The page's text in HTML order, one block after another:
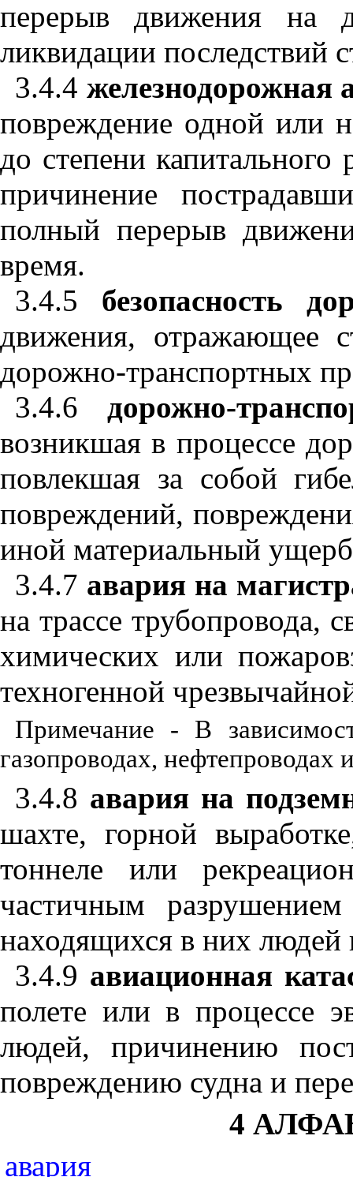
перерыв движения на
ликвидации последствий
3.4.4 железнодорожная
повреждение одной или
до степени
причинение
полный перерыв
время.
3.4.5
безопасность
движения, отражающее
дорожно-транспортных
3.4.6
дорожно-
возникшая в процессе
повлекшая за собой
повреждений,
иной материальный
3.4.7 авария на
на трассе трубопровода,
химических или
техногенной
Примечание - В
газопроводах, нефтепроводах
3.4.8 авария на
шахте, горной
тоннеле или
частичным
находящихся в них
3.4.9 авиационная
полете или в процессе
людей, причинению
повреждению судна и
4
авария